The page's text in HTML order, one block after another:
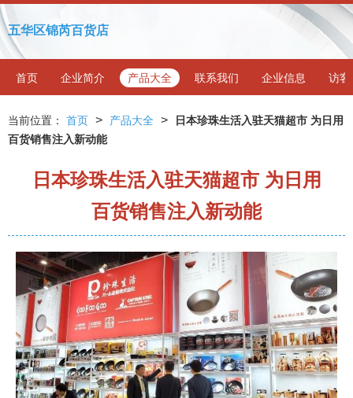
五华区锦芮百货店
首页 企业简介 产品大全 联系我们 企业信息 访客
当前位置： 首页 > 产品大全 >
日本珍珠生活入驻天猫超市 为日用
百货销售注入新动能
日本珍珠生活入驻天猫超市 为日用
百货销售注入新动能